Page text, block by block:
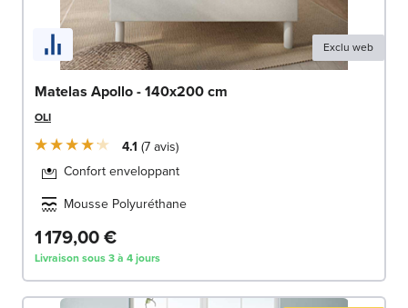
Exclu web
Matelas Apollo - 140x200 cm
OLI
4.1 7avis
Confort enveloppant
Mousse Polyuréthane
1 179,00 €
Livraison sous 3 à 4 jours